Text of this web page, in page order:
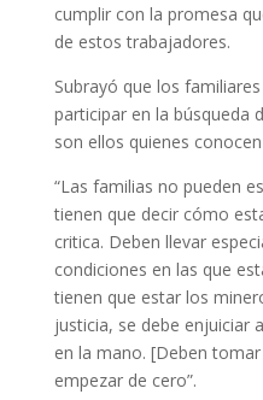
cumplir con la promesa
de estos trabajadores.
Subrayó que los
participar en la búsqueda
son ellos quienes
“Las familias no pueden
tienen que decir cómo
critica. Deben llevar
condiciones en las que
tienen que estar los
justicia, se debe enjuiciar
en la mano. [Deben
empezar de cero”.